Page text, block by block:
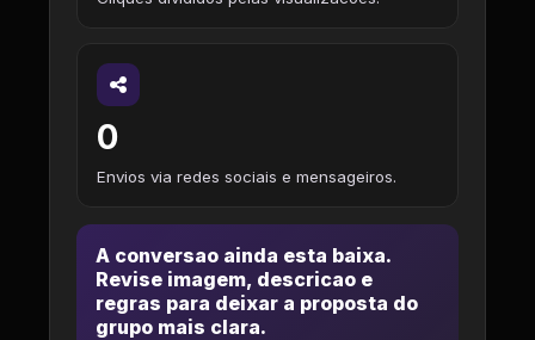
0
Envios via redes sociais e mensageiros.
A conversao ainda esta baixa.
Revise imagem, descricao e
regras para deixar a proposta do
grupo mais clara.